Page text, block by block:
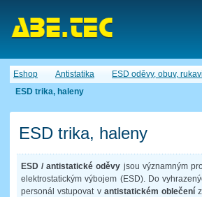
Eshop Antistatika ESD oděvy, obuv,
ESD trika, haleny
ESD trika, haleny
ESD / antistatické oděvy jsou významným
elektrostatickým výbojem (ESD). Do
personál vstupovat v antistatickém oblečení
Nákupní košík je
Počet produktů:0
Uživatel:
Zapomenuté heslo